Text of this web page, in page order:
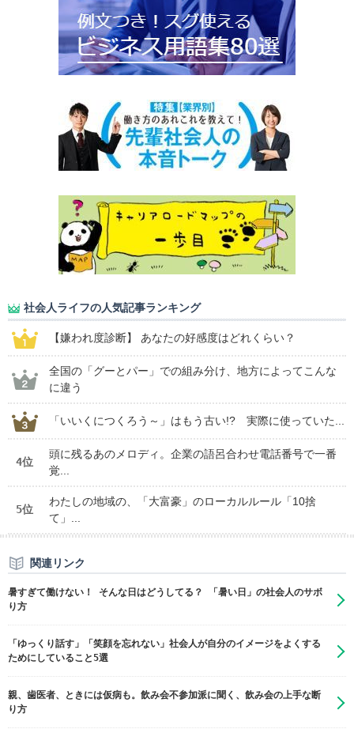
社会人ライフの人気記事ランキング
【嫌われ度診断】 あなたの好感度はどれくらい？
全国の「グーとパー」での組み分け、地方によってこんな
に違う
「いいくにつくろう～」はもう古い!? 実際に使っていた...
4位
頭に残るあのメロディ。企業の語呂合わせ電話番号で一番
覚...
5位
わたしの地域の、「大富豪」のローカルルール「10捨
て」...
関連リンク
暑すぎて働けない！ そんな日はどうしてる？ 「暑い日」の社会人のサボ
り方
「ゆっくり話す」「笑顔を忘れない」社会人が自分のイメージをよくする
ためにしていること5選
親、歯医者、ときには仮病も。飲み会不参加派に聞く、飲み会の上手な断
り方